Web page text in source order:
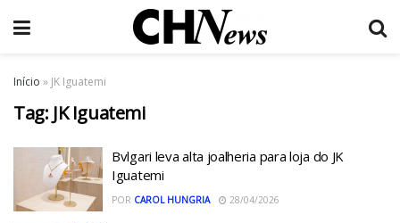
Início » JK Iguatemi
Tag: JK Iguatemi
Bvlgari leva alta joalheria para loja do JK
Iguatemi
POR CAROL HUNGRIA 28/04/2026